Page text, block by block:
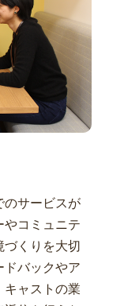
のサービスが
やコミュニテ
づくりを大切
ドバックやア
キャストの業